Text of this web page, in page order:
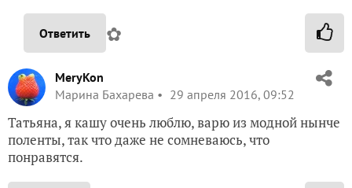
Ответить ✿
MeryKon
Марина Бахарева
29 апреля 2016, 09:52
Татьяна, я кашу очень люблю, варю из модной нынче
поленты, так что даже не сомневаюсь, что
понравятся.